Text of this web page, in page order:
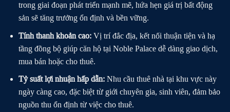
trong giai đoạn phát triển mạnh mẽ, hứa hẹn giá trị bất động
sản sẽ tăng trưởng ổn định và bền vững.
Tính thanh khoản cao:Vị trí đắc địa, kết nối thuận tiện và hạ
tầng đồng bộ giúp căn hộ tại Noble Palace dễ dàng giao dịch,
mua bán hoặc cho thuê.
Tỷ suất lợi nhuận hấp dẫn:Nhu cầu thuê nhà tại khu vực này
ngày càng cao, đặc biệt từ giới chuyên gia, sinh viên, đảm bảo
nguồn thu ổn định từ việc cho thuê.